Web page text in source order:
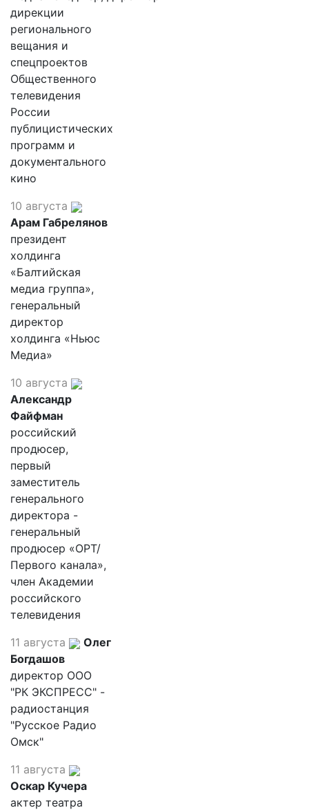
дирекции
регионального
вещания и
спецпроектов
Общественного
телевидения
России
публицистических
программ и
документального
кино
10 августа
Арам Габрелянов
президент
холдинга
«Балтийская
медиа группа»,
генеральный
директор
холдинга «Ньюс
Медиа»
10 августа
Александр
Файфман
российский
продюсер,
первый
заместитель
генерального
директора -
генеральный
продюсер «ОРТ/
Первого канала»,
член Академии
российского
телевидения
11 августа
Олег
Богдашов
директор ООО
"РК ЭКСПРЕСС" -
радиостанция
"Русское Радио
Омск"
11 августа
Оскар Кучера
актер театра